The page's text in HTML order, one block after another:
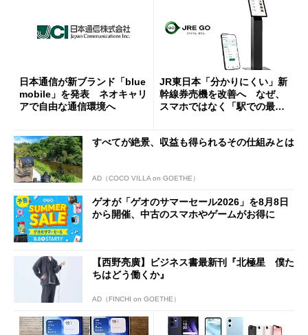
日本通信が新ブランド「blue
mobile」を発表 ネオキャリ
アで自由な通信環境へ
JR東日本「分かりにくい」新
幹線券売機を改善へ なぜ、
スマホではなく「駅での最短
すべてが絶景、収益も得られるその仕組みとは
AD（COCO VILLA on GOETHE）
ゲオが「ゲオのサマーセール2026」を8月8日
から開催、中古のスマホやゲームがお得に
【西野亮廣】ビジネス書最新刊『北極星 僕た
ちはどう働くか』
AD（FINCHI on GOETHE）